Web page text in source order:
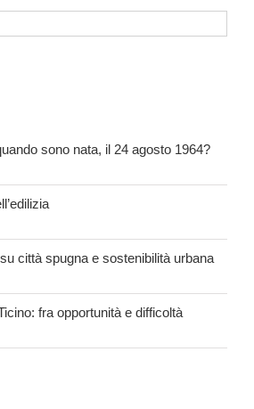
sono nata, il 24 agosto 1964?
città spugna e sostenibilità urbana
fra opportunità e difficoltà